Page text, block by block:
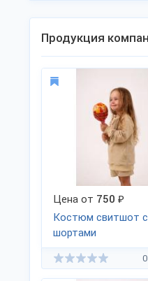
Продукция
Цена от 750 ₽
Костюм свитшот с
шортами